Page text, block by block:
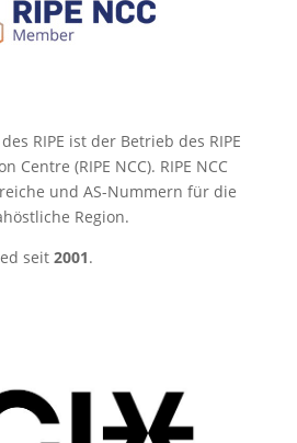
RIPE ist der Betrieb des RIPE
Centre (RIPE NCC). RIPE NCC
und AS-Nummern für die
Region.
seit 2001.